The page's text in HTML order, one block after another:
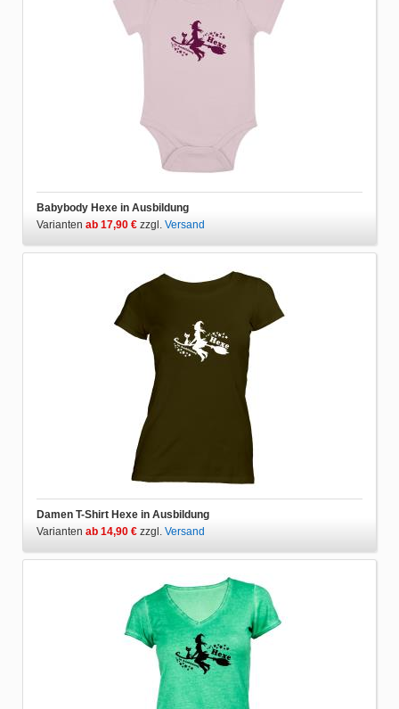
Babybody Hexe in Ausbildung
Varianten ab 17,90 € zzgl. Versand
Damen T-Shirt Hexe in Ausbildung
Varianten ab 14,90 € zzgl. Versand